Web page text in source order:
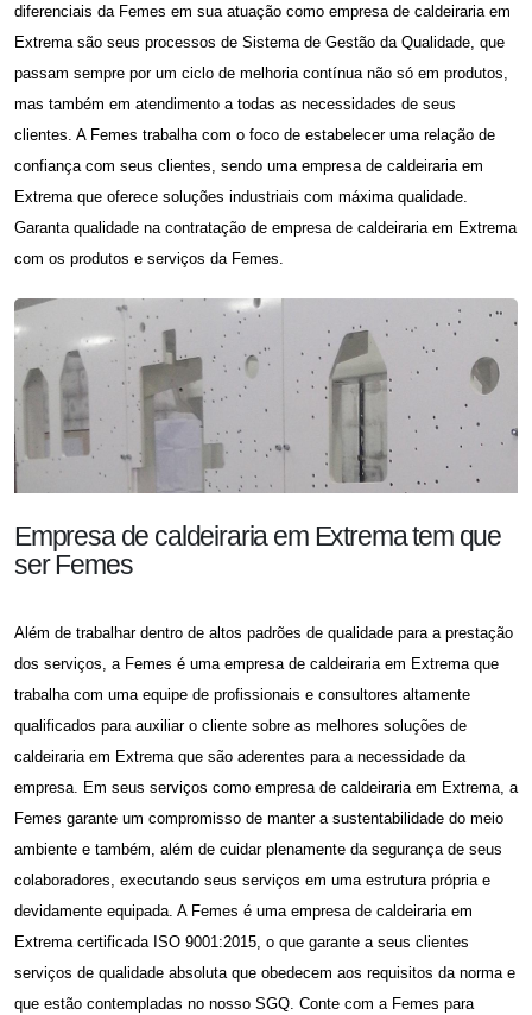
diferenciais da Femes em sua atuação como empresa de caldeiraria em
Extrema são seus processos de Sistema de Gestão da Qualidade, que
passam sempre por um ciclo de melhoria contínua não só em produtos,
mas também em atendimento a todas as necessidades de seus
clientes. A Femes trabalha com o foco de estabelecer uma relação de
confiança com seus clientes, sendo uma empresa de caldeiraria em
Extrema que oferece soluções industriais com máxima qualidade.
Garanta qualidade na contratação de empresa de caldeiraria em Extrema
com os produtos e serviços da Femes.
Empresa de caldeiraria em Extrema tem que
ser Femes
Além de trabalhar dentro de altos padrões de qualidade para a prestação
dos serviços, a Femes é uma empresa de caldeiraria em Extremaque
trabalha com uma equipe de profissionais e consultores altamente
qualificados para auxiliar o cliente sobre as melhores soluções de
caldeiraria em Extrema que são aderentes para a necessidade da
empresa. Em seus serviços como empresa de caldeiraria em Extrema, a
Femes garante um compromisso de manter a sustentabilidade do meio
ambiente e também, além de cuidar plenamente da segurança de seus
colaboradores, executando seus serviços em uma estrutura própria e
devidamente equipada. A Femes é uma empresa de caldeiraria em
Extremacertificada ISO 9001:2015, o que garante a seus clientes
serviços de qualidade absoluta que obedecem aos requisitos da norma e
que estão contempladas no nosso SGQ. Conte com a Femes para